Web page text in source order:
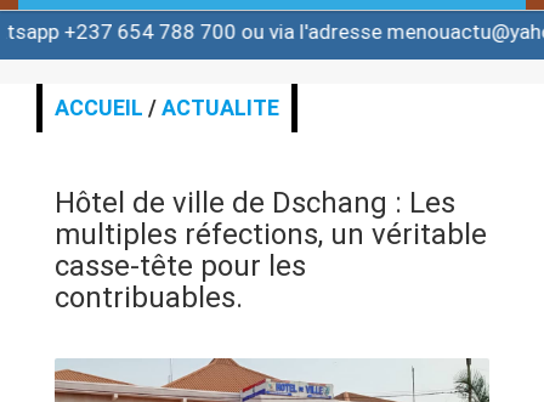
ACCUEIL
ACTUALITE
ANNONCE
788 700 ou via l'adresse menouactu@yahoo.com
ACCUEIL /ACTUALITE
Hôtel de ville de Dschang : Les
multiples réfections, un véritable
casse-tête pour les
contribuables.